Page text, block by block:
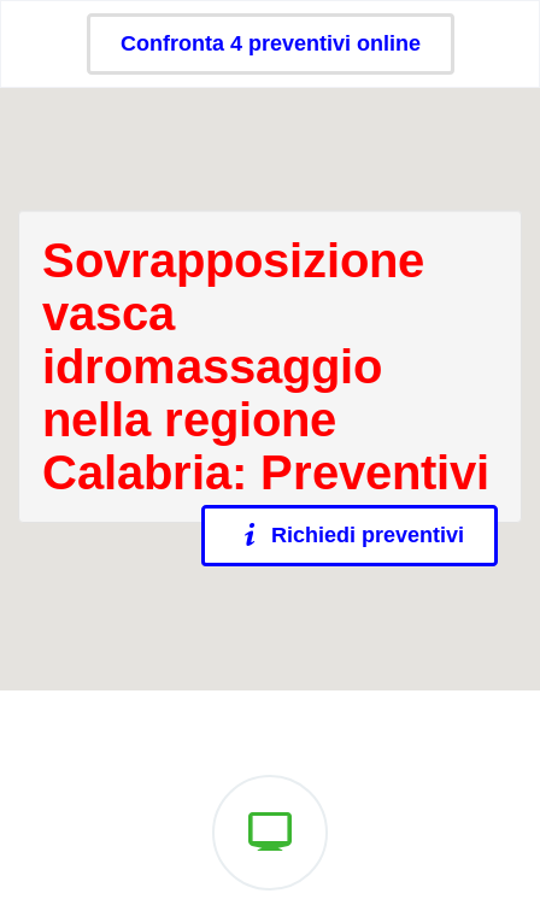
Confronta 4 preventivi online
Sovrapposizione
vasca
idromassaggio
nella regione
Calabria: Preventivi
Richiedi preventivi